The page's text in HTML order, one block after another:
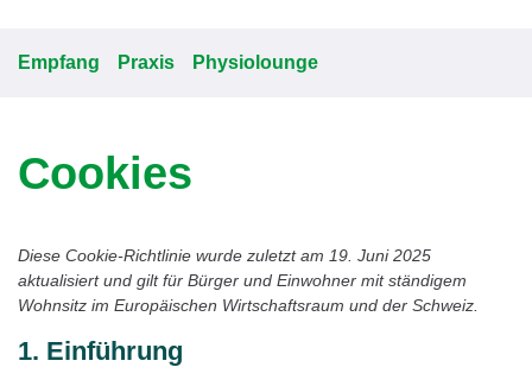
Empfang Praxis Physiolounge
Cookies
Diese Cookie-Richtlinie wurde zuletzt am 19. Juni 2025
aktualisiert und gilt für Bürger und Einwohner mit ständigem
Wohnsitz im Europäischen Wirtschaftsraum und der Schweiz.
1. Einführung